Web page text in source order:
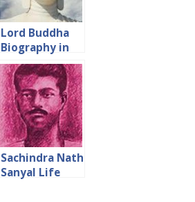
Lord Buddha
Biography in
Hindi गौतम बुद्ध का
जीवन चरित
Sachindra Nath
Sanyal Life